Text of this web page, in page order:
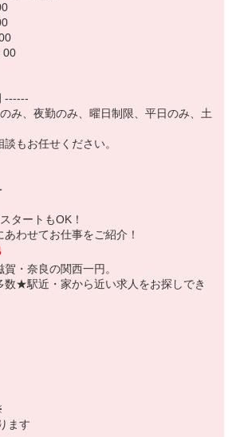
00
------
み、夜勤のみ、曜日制限、平日のみ、土
もお任せください。
タートもOK！
わせてお仕事をご紹介！
・奈良の関西一円。
数★駅近・家から近い求人をお探しでき
ます